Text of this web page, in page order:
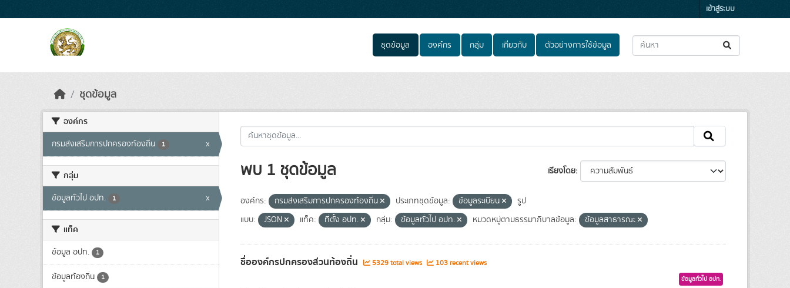
เข้าสู่ระบบ
ชุดข้อมูล องค์กร กลุ่ม เกี่ยวกับ ตัวอย่างการใช้ข้อมูล
ชุดข้อมูล
องค์กร
กรมส่งเสริมการปกครองท้องถิ่น 1 x
กลุ่ม
ข้อมูลทั่วไป อปท. 1 x
แท็ค
ข้อมูล อปท. 1
ข้อมูลท้องถิ่น 1
เรียงโดย
พบ 1 ชุดข้อมูล
องค์กร: กรมส่งเสริมการปกครองท้องถิ่น ประเภทชุดข้อมูล: ข้อมูลระเบียน
รูป
แบบ:
JSON แท็ค: ที่ตั้ง อปท. กลุ่ม: ข้อมูลทั่วไป อปท. หมวดหมู่ตามธรรมาภิบาลข้อมูล: ข้อมูลสาธารณะ
ชื่อองค์กรปกครองส่วนท้องถิ่น 5329 total views 103 recent views
ข้อมูลทั่วไป อปท.